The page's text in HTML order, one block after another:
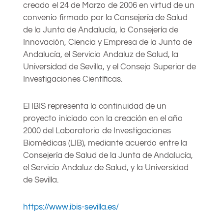
creado el 24 de Marzo de 2006 en virtud de un
convenio firmado por la Consejería de Salud
de la Junta de Andalucía, la Consejería de
Innovación, Ciencia y Empresa de la Junta de
Andalucía, el Servicio Andaluz de Salud, la
Universidad de Sevilla, y el Consejo Superior de
Investigaciones Científicas.
El IBIS representa la continuidad de un
proyecto iniciado con la creación en el año
2000 del Laboratorio de Investigaciones
Biomédicas (LIB), mediante acuerdo entre la
Consejería de Salud de la Junta de Andalucía,
el Servicio Andaluz de Salud, y la Universidad
de Sevilla.
https://www.ibis-sevilla.es/